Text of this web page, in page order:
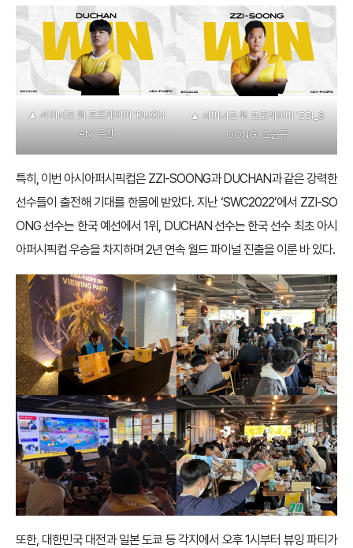
▲ 서머너즈 워 프로게이머 ‘DUCH
AN’ 두찬
▲ 서머너즈 워 프로게이머 ‘ZZI_S
OONG’ 조순규
특히, 이번 아시아퍼시픽컵은 ZZI-SOONG과 DUCHAN과 같은 강력한
선수들이 출전해 기대를 한몸에 받았다. 지난 ‘SWC2022’에서 ZZI-SO
ONG 선수는 한국 예선에서 1위, DUCHAN 선수는 한국 선수 최초 아시
아퍼시픽컵 우승을 차지하며 2년 연속 월드 파이널 진출을 이룬 바 있다.
또한, 대한민국 대전과 일본 도쿄 등 각지에서 오후 1시부터 뷰잉 파티가